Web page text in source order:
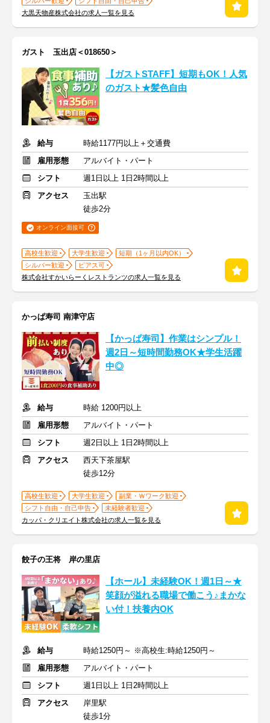
大黒天物産株式会社の求人一覧を見る
ガスト 玉出店＜018650＞
【ガストSTAFF】短期もOK！人気
のガスト★髪色自由
給与
時給1177円以上＋交通費
雇用形態
アルバイト・パート
シフト
週1日以上 1日2時間以上
アクセス
玉出駅
徒歩2分
オンライン面接可
高校生歓迎 大学生歓迎
短期（1ヶ月以内OK）
シルバー歓迎
ピアス可
株式会社すかいらーくレストランツの求人一覧を見る
かっぱ寿司 南津守店
【かっぱ寿司】作業はシンプル！
週2日～短時間勤務OK★学生活躍
中◎
給与
時給 1200円以上
雇用形態
アルバイト・パート
シフト
週2日以上 1日2時間以上
アクセス
西天下茶屋駅
徒歩12分
高校生歓迎 大学生歓迎
副業・Ｗワーク歓迎
シフト自由・自己申告
未経験者歓迎
カッパ・クリエイト株式会社の求人一覧を見る
餃子の王将 岸の里店
【ホール】未経験OK！週1日～★
笑顔が溢れる職場で働こう♪まかな
い付！扶養内OK
給与
時給1250円～ ※高校生:時給1250円～
雇用形態
アルバイト・パート
シフト
週1日以上 1日2時間以上
アクセス
岸里駅
徒歩1分